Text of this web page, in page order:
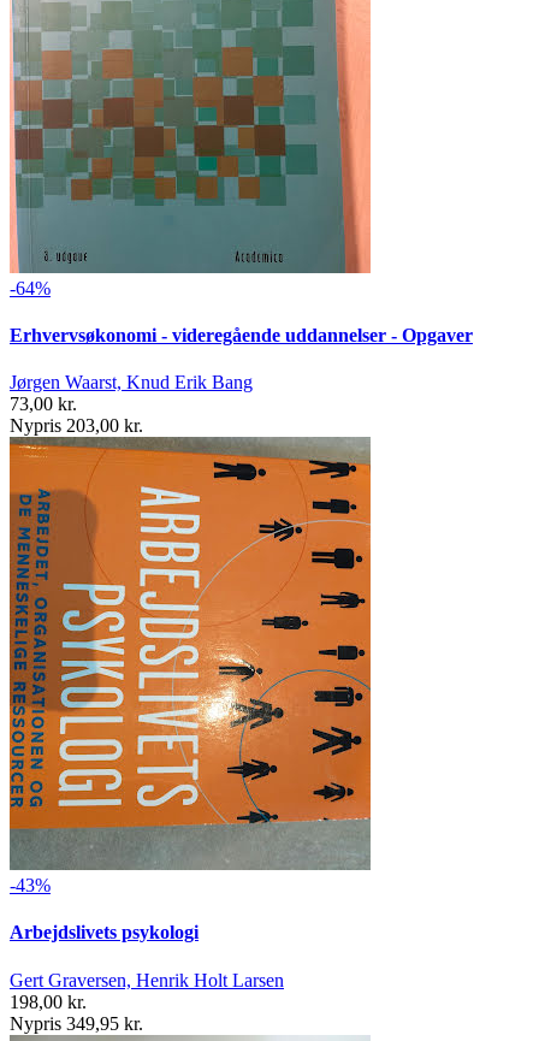
-64%
Erhvervsøkonomi - videregående uddannelser - Opgaver
Jørgen Waarst, Knud Erik Bang
73,00 kr.
Nypris 203,00 kr.
-43%
Arbejdslivets psykologi
Gert Graversen, Henrik Holt Larsen
198,00 kr.
Nypris 349,95 kr.